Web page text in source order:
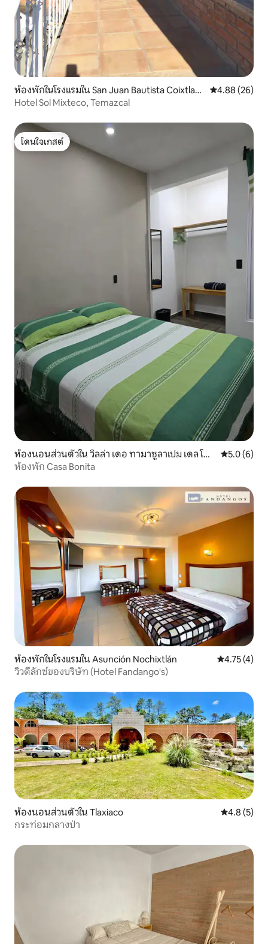
ห้องพักในโรงแรมใน San Juan Bautista Coixtlah
uaca
คะแนนเฉลี่ย
4.88 (26)
Hotel Sol Mixteco, Temazcal
โดนใจเกสต์
โดนใจเกสต์
ห้องนอนส่วนตัวใน วิลล่า เดอ ทามาซูลาเปม เดล โพร
เกรโซ
คะแนนเฉลี่
5.0 (6)
ห้องพัก Casa Bonita
ห้องพักในโรงแรมใน Asunción Nochixtlán คะแนนเฉลี่ย
4.75 (4)
วิวดีลักซ์ของบริษัท (Hotel Fandango's)
ห้องนอนส่วนตัวใน Tlaxiaco คะแนนเฉลี่
4.8 (5)
กระท่อมกลางป่า